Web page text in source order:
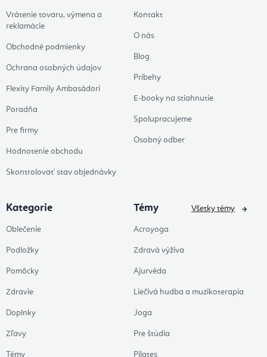
Vrátenie tovaru, výmena a
reklamácie
Obchodné podmienky
Ochrana osobných údajov
Flexity Family Ambasádori
Poradňa
Pre firmy
Hodnotenie obchodu
Skontrolovať stav objednávky
Kontakt
O nás
Blog
Príbehy
E-booky na stiahnutie
Spolupracujeme
Osobný odber
Kategorie
Oblečenie
Podložky
Pomôcky
Zdravie
Doplnky
Zľavy
Témy
Témy
Acroyoga
Zdravá výživa
Ajurvéda
Liečivá hudba a muzikoterapia
Joga
Pre štúdia
Pilates
Všetky témy